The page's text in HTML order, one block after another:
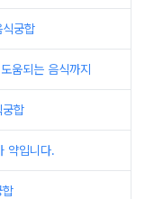
궁합
움되는 음식까지
합
약입니다.
합